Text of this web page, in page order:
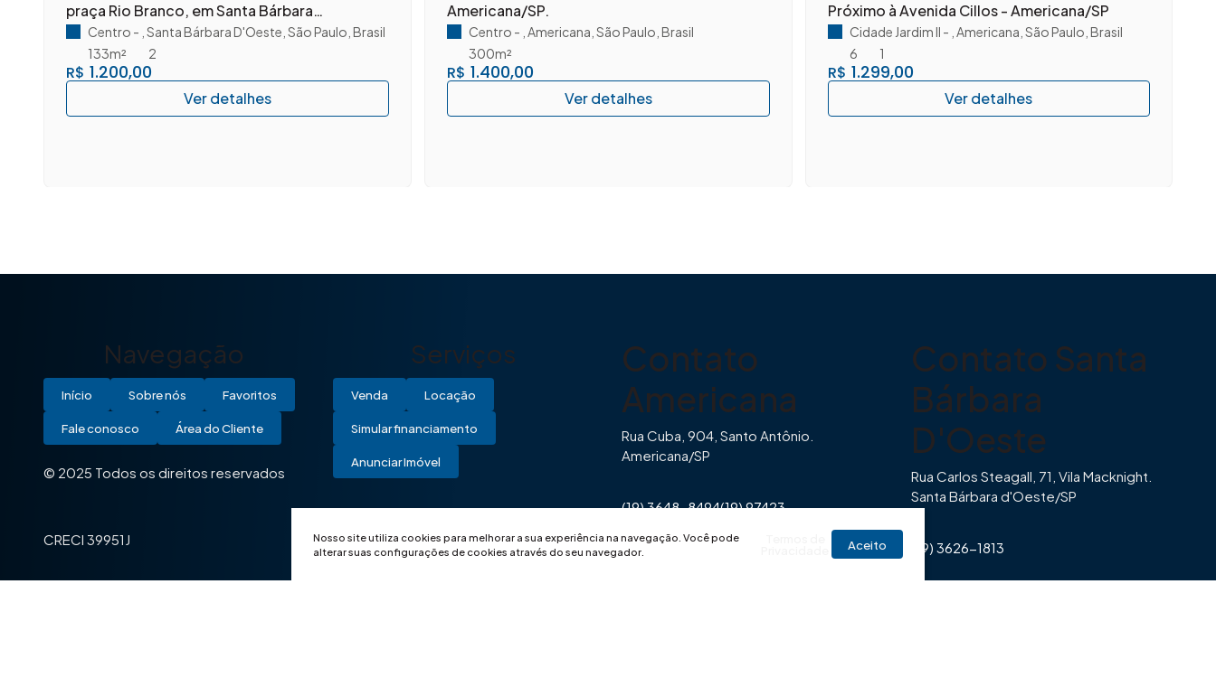
Nosso site utiliza cookies para melhorar a sua experiência na navegação. Você pode
alterar suas configurações de cookies através do seu navegador.
Aceito
praça Rio Branco, em Santa Bárbara
D'Oeste/SP.
R$ 1.200,00
Centro ,Santa Bárbara D'Oeste ,São Paulo ,Brasil
2
133m²
Americana/SP.
R$ 1.400,00
Centro Americana São Paulo Brasil
300m²
Próximo à Avenida Cillos - Americana/SP
R$ 1.299,00
Cidade Jardim II Americana São Paulo Brasil
6
1
Navegação
Início Sobre nós Favoritos
Fale conosco Área do Cliente
© 2025 Todos os direitos reservados
CRECI 39951J
Serviços
Venda Locação
Simular financiamento
Anunciar Imóvel
Contato
Americana
Rua Cuba, 904, Santo Antônio.
Americana/SP
(19) 3648-8494(19) 97423-
Contato Santa
Bárbara
D'Oeste
Rua Carlos Steagall, 71, Vila Macknight.
Santa Bárbara d'Oeste/SP
(19) 3626-1813